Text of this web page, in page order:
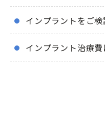
インプラントをご
インプラント治療